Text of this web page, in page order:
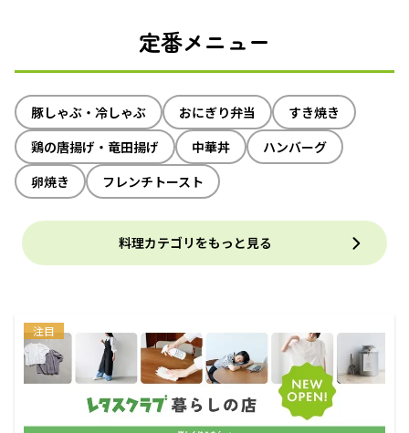
定番メニュー
豚しゃぶ・冷しゃぶ おにぎり弁当
すき焼き
鶏の唐揚げ・竜田揚げ
中華丼
ハンバーグ
卵焼き
フレンチトースト
料理カテゴリをもっと見る
注目